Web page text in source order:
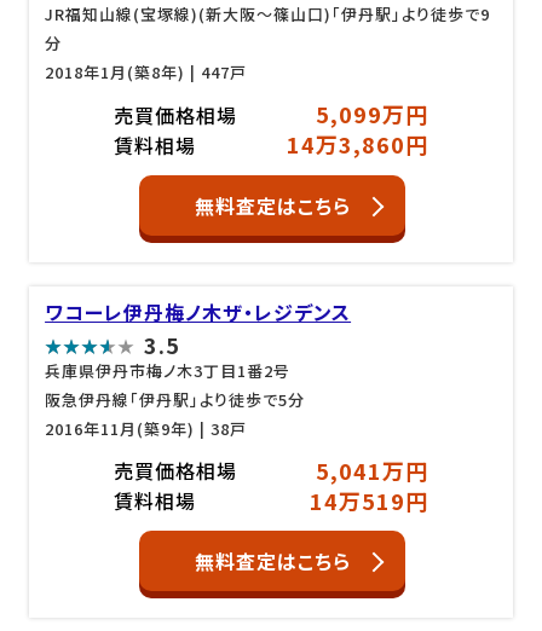
JR福知山線(宝塚線)(新大阪～篠山口)「伊丹駅」より徒歩で9
分
2018年1月(築8年) | 447戸
売買価格相場 5,099万円
賃料相場 14万3,860円
無料査定はこちら
ワコーレ伊丹梅ノ木ザ・レジデンス
3.5
兵庫県伊丹市梅ノ木3丁目1番2号
阪急伊丹線「伊丹駅」より徒歩で5分
2016年11月(築9年) | 38戸
売買価格相場 5,041万円
賃料相場 14万519円
無料査定はこちら